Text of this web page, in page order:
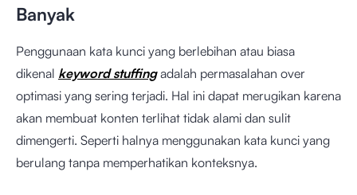
Banyak
Penggunaan kata kunci yang berlebihan atau biasa
dikenal keyword stuffingadalah permasalahan over
optimasi yang sering terjadi. Hal ini dapat merugikan karena
akan membuat konten terlihat tidak alami dan sulit
dimengerti. Seperti halnya menggunakan kata kunci yang
berulang tanpa memperhatikan konteksnya.